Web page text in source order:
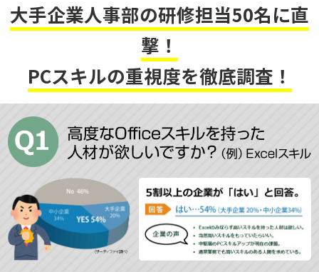
大手企業人事部の研修担当50名に直
撃！
PCスキルの重視度を徹底調査！